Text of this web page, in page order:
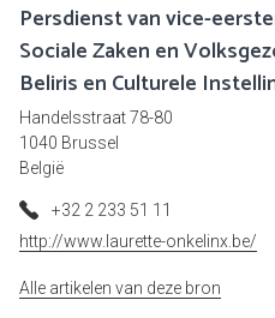
Persdienst van vice-
Sociale Zaken en
Beliris en Culturele
Handelsstraat 78-80
1040 Brussel
België
+32 2 233 51 11
http://www.laurette-onkelinx.be/
Alle artikelen van deze bron